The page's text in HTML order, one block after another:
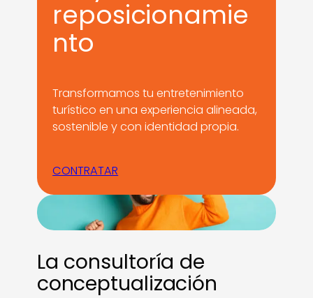
reposicionamie
nto
Transformamos tu entretenimiento
turístico en una experiencia alineada,
sostenible y con identidad propia.
CONTRATAR
La consultoría de
conceptualización